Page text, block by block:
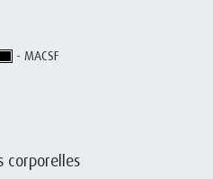
- MACSF
corporelles